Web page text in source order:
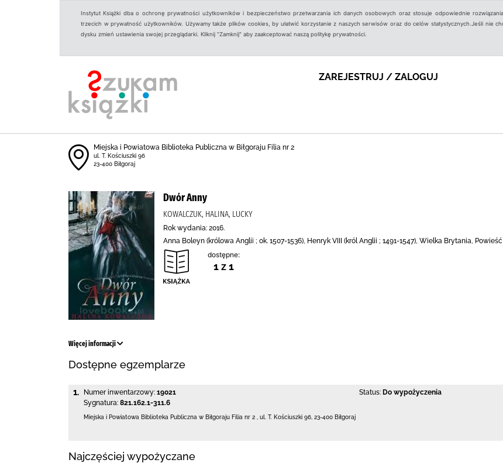
Instytut Książki dba o ochronę prywatności użytkowników i bezpieczeństwo przetwarzania ich danych osobowych oraz stosuje odpowiednie
trzecich w prywatność użytkowników. Używamy także plików cookies, by ułatwić korzystanie z naszych serwisów oraz do celów statystycznych.Jeśli nie
dysku zmień ustawienia swojej przeglądarki. Kliknij "Zamknij" aby zaakceptować naszą politykę prywatności.
ZAREJESTRUJ / ZALOGUJ
Miejska i Powiatowa Biblioteka Publiczna w Biłgoraju Filia nr 2
ul. T. Kościuszki 96
23-400 Biłgoraj
Dwór Anny
KOWALCZUK, HALINA, LUCKY
Rok wydania: 2016.
Anna Boleyn (królowa Anglii ; ok. 1507-1536), Henryk VIII (król Anglii ; 1491-1547), Wielka Brytania,
dostępne:
1 z 1
Więcej informacji
Dostępne egzemplarze
1. Numer inwentarzowy: 19021
Sygnatura: 821.162.1-311.6
Status: Do wypożyczenia
Miejska i Powiatowa Biblioteka Publiczna w Biłgoraju Filia nr 2 ul. T. Kościuszki 96 23-400 Biłgoraj
Najczęściej wypożyczane